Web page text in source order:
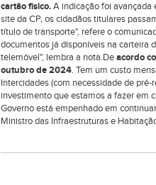
cartão físico.A indicação foi avançada
site da CP, os cidadãos titulares
título de transporte", refere o
documentos já disponíveis na carteira
telemóvel", lembra a nota.Deacordo
outubro de 2024. Tem um custo
Intercidades (com necessidade de
investimento que estamos a fazer em
Governo está empenhado em
Ministro das Infraestruturas e